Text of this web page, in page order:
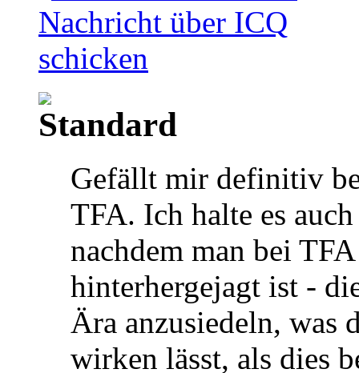
Gefällt mir definitiv
TFA. Ich halte es
nachdem man bei
hinterhergejagt ist -
Ära anzusiedeln, was
wirken lässt, als dies